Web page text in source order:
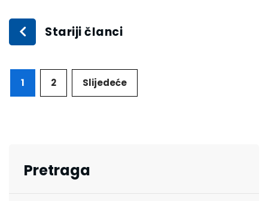
Stariji članci
1 2 Slijedeće
Pretraga